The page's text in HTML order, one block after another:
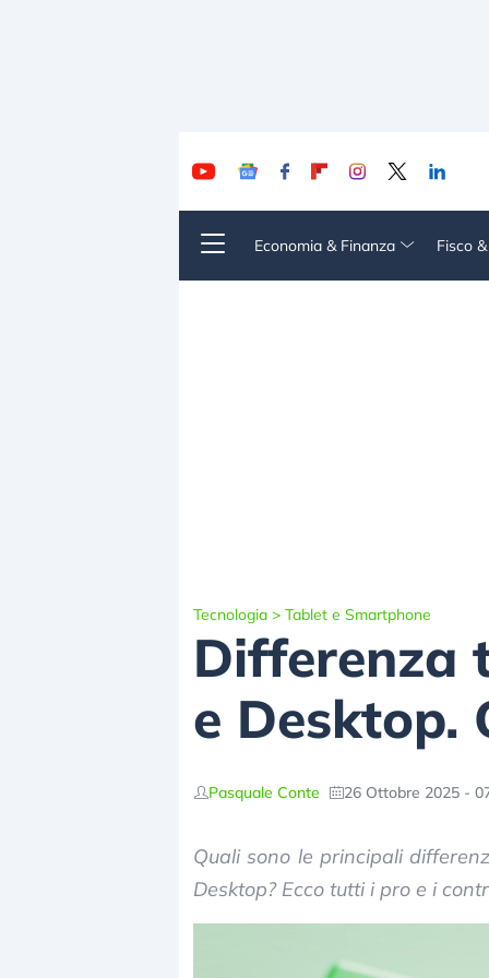
Economia & Finanza Fisco
Tecnologia > Tablet e Smartphone
Differenza
e Desktop.
Pasquale Conte 26 Ottobre 2025 -
Quali sono le principali
Desktop? Ecco tutti i pro e i